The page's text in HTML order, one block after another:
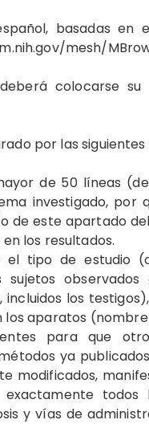
basadas en
mesh/
colocarse
por las siguientes
de 50 líneas
investigado, por
de este apartado
los resultados.
tipo de estudio
los
los aparatos
para que
ya
modificados,
exactamente
y vías de